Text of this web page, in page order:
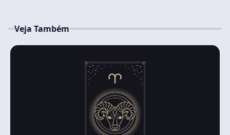
Veja Também